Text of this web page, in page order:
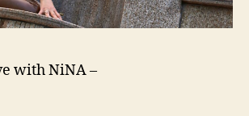
with NiNA –